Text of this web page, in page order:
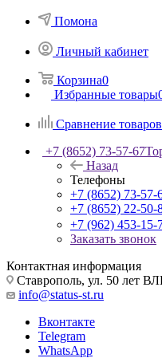
Помона
Личный кабинет
Корзина0
Избранные товары
Сравнение товаров
+7 (8652) 73-57-67
Назад
Телефоны
+7 (8652) 73-57-
+7 (8652) 22-50-
+7 (962) 453-15-
Заказать звонок
Контактная информация
Ставрополь, ул. 50 лет
info@status-st.ru
Вконтакте
Telegram
WhatsApp